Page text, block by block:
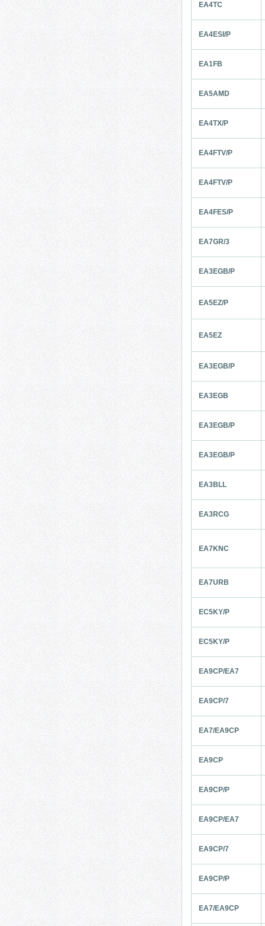
EA4TC
EA4ESI/P
EA1FB
EA5AMD
EA4TX/P
EA4FTV/P
EA4FTV/P
EA4FES/P
EA7GR/3
EA3EGB/P
EA5EZ/P
EA5EZ
EA3EGB/P
EA3EGB
EA3EGB/P
EA3EGB/P
EA3BLL
EA3RCG
EA7KNC
EA7URB
EC5KY/P
EC5KY/P
EA9CP/EA7
EA9CP/7
EA7/EA9CP
EA9CP
EA9CP/P
EA9CP/EA7
EA9CP/7
EA9CP/P
EA7/EA9CP